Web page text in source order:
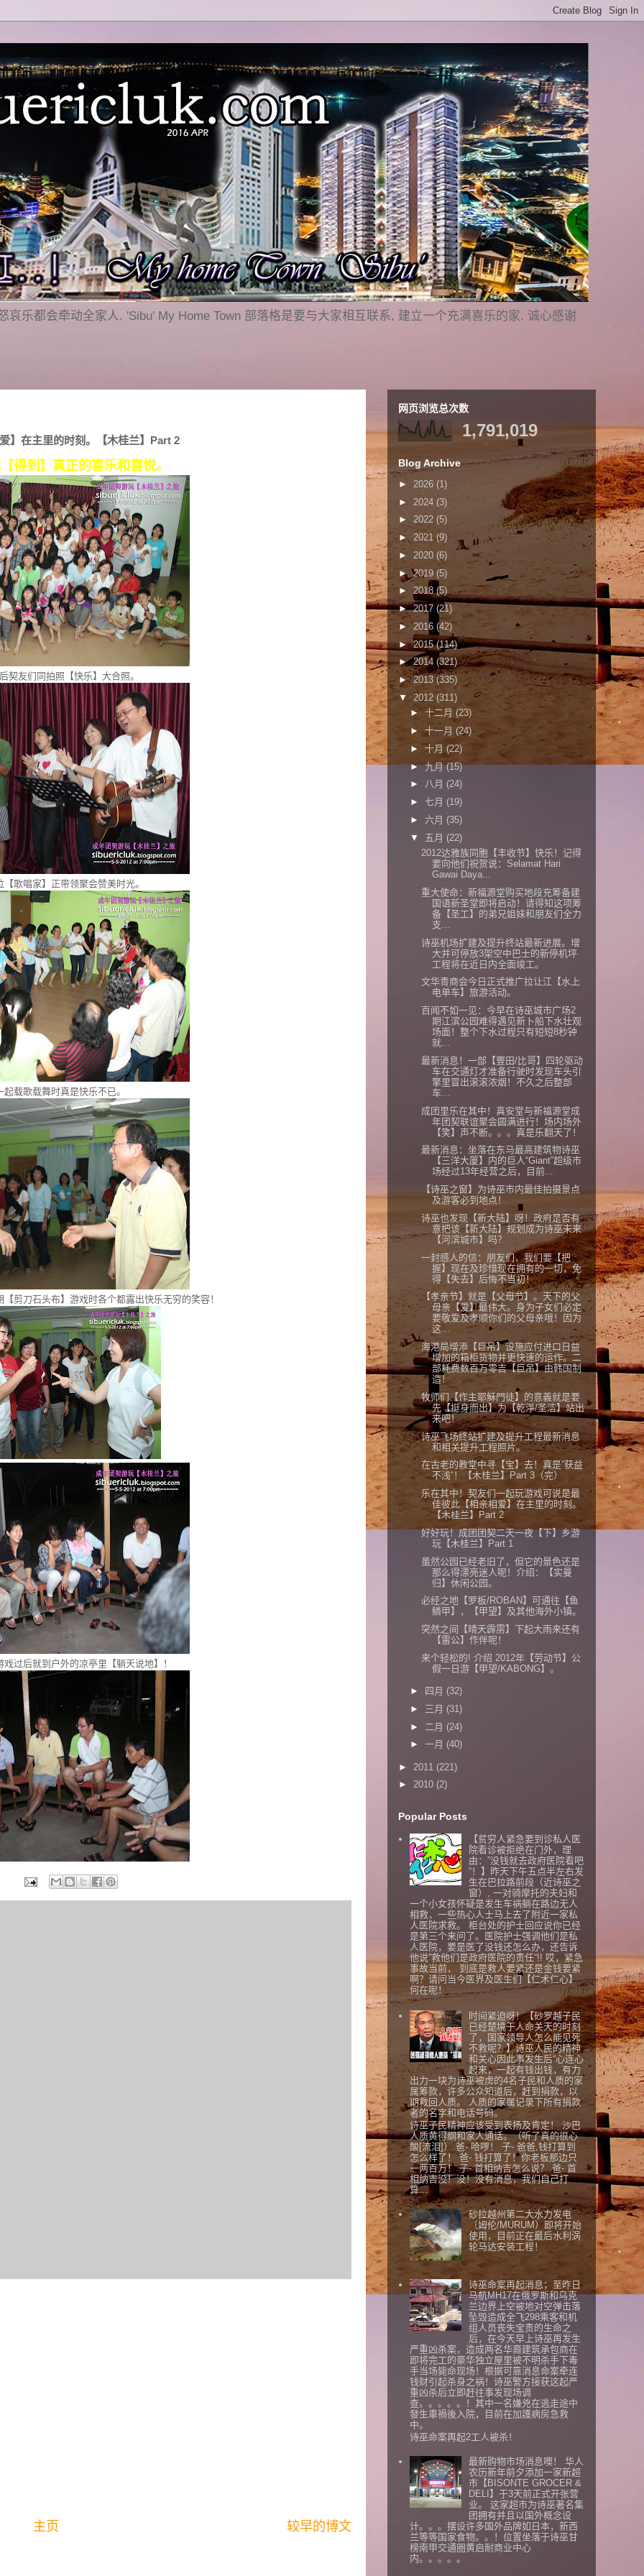
乐都会牵动全家人. 'Sibu' My Home Town 部落格是要与大家相互联系, 建立一个充满喜乐的家. 诚心感谢
】在主里的时刻。【木桂兰】Part 2
得到】真正的喜乐和喜悦。
契友们同拍照【快乐】大合照。
歌唱家】正带领聚会赞美时光。
起载歌载舞时真是快乐不已。
剪刀石头布】游戏时各个都露出快乐无穷的笑容！
过后就到户外的凉亭里【躺天说地】！
较早的博文
主页
网页浏览总次数
1,791,019
Blog Archive
► 2026 (1)
► 2024 (3)
► 2022 (5)
► 2021 (9)
► 2020 (6)
►2019 (5)
► 2018(5)
►2017(21)
►2016 (42)
►2015(114)
►2014 (321)
►2013(335)
▼ 2012 (311)
► 十二月 (23)
► 十一月 (24)
► 十月 (22)
►九月(15)
► 八月 (24)
► 七月 (19)
► 六月 (35)
▼ 五月 (22)
2012达雅族同胞【丰收节】快乐！记得
要向他们祝贺说：Selamat Hari
Gawai Daya...
重大使命：新福源堂购买地段充筹备建
国语新圣堂即将启动！请得知这项筹
备【圣工】的弟兄姐妹和朋友们全力
支...
诗巫机场扩建及提升终站最新进展。增
大并可停放3架空中巴士的新停机坪
工程将在近日内全面竣工。
文华青商会今日正式推广拉让江【水上
电单车】旅游活动。
百闻不如一见：今早在诗巫城市广场2
期江滨公园难得遇见新卜船下水壮观
场面！整个下水过程只有短短8秒钟
就...
最新消息！一部【豐田/比哥】四轮驱动
车在交通灯才准备行驶时发现车头引
擎里冒出滚滚浓烟！不久之后整部
车...
成团里乐在其中！真安堂与新福源堂成
年团契联谊聚会圆满进行！场内场外
【笑】声不断。。。真是乐翻天了！
最新消息：坐落在东马最高建筑物诗巫
【三洋大厦】内的巨人“Giant”超级市
场经过13年经营之后，目前...
【诗巫之窗】为诗巫市内最佳拍摄景点
及游客必到地点！
诗巫也发现【新大陆】呀！政府是否有
意把该【新大陆】规划成为诗巫未来
【河滨城市】吗？
一封感人的信：朋友们，我们要【把
握】现在及珍惜现在拥有的一切，免
得【失去】后悔不当初！
【孝亲节】就是【父母节】。天下的父
母亲【爱】最伟大。身为子女们必定
要敬爱及孝顺你们的父母亲哦！因为
这...
海港局增添【巨吊】设施应付进口日益
增加的箱柜货物并更快速的运作。二
部耗费数百万零吉【巨吊】由韩国制
造！
牧师们【作主耶穌門徒】的意義就是要
先【挺身而出】为【乾淨/圣洁】站出
来吧！
诗巫飞场终站扩建及提升工程最新消息
和相关提升工程照片。
在古老的教堂中寻【宝】去！真是”获益
不浅“！【木桂兰】Part 3（完）
乐在其中！契友们一起玩游戏可说是最
佳彼此【相亲相爱】在主里的时刻。
【木桂兰】Part 2
好好玩！成团团契二天一夜【下】乡游
玩【木桂兰】Part 1
虽然公园已经老旧了，但它的景色还是
那么得漂亮迷人呢！介绍：【实曼
归】休闲公园。
必经之地【罗板/ROBAN】可通往【鱼
鳞甲】，【甲望】及其他海外小镇。
突然之间【晴天霹雳】下起大雨来还有
【雷公】作伴呢！
来个轻松的! 介绍 2012年【劳动节】公
假一日游【甲望/KABONG】。
► 四月 (32)
► 三月 (31)
►
二月 (24)
► 一月 (40)
► 2011 (221)
► 2010 (2)
Popular Posts
【贫穷人紧急要到诊私人医
院看诊被拒绝在门外，理
由：”没钱就去政府医院看吧
“！】昨天下午五点半左右发
生在巴拉路前段（近诗巫之
窗）, 一对骑摩托的夫妇和
一个小女孩怀疑是发生车祸躺在路边无人
相救，一些热心人士马上去了附近一家私
人医院求救。 柜台处的护士回应说你已经
是第三个来问了。医院护士强调他们是私
人医院，要是医了没钱还怎么办，还告诉
他说”救他们是政府医院的责任“!! 哎，紧急
事故当前， 到底是救人要紧还是金钱要紧
啊？请问当今医界及医生们【仁术仁心】
何在呢！
时间紧迫呀！【砂罗越子民
已经楚境于人命关天的时刻
了，国家领导人怎么能见死
不救呢？】诗巫人民的精神
和关心因此事发生后“心连心
起来，一起有钱出钱，有力
出力一块为诗巫被虏的4名子民和人质的家
属筹款，许多公众知道后，赶到捐款，以
期救回人质。 人质的家属记录下所有捐款
者的名字和电话号码。
诗巫子民精神应该受到表扬及肯定！ 沙巴
人质黄得纲和家人通话。（听了真的很心
酸[流泪]） 爸- 哈啰！ 子- 爸爸,钱打算到
怎么样了！ 爸- 钱打算了！你老板那边只
一两百万！ 子- 首相纳吉怎么说？ 爸- 首
相纳吉没！没！没有消息，我们自己打
算...
砂拉越州第二大水力发电
（姆伦/MURUM）即将开始
使用，目前正在最后水利涡
轮马达安装工程！
诗巫命案再起消息；至昨日
马航MH17在俄罗斯和乌克
兰边界上空被地对空弹击落
坠毁造成全飞298乘客和机
组人员丧失宝贵的生命之
后，在今天早上诗巫再发生
严重凶杀案，造成两名华裔建筑承包商在
即将完工的豪华独立屋里被不明杀手下毒
手当场毙命现场！根据可靠消息命案牵连
钱财引起杀身之祸！诗巫警方接获这起严
重凶杀后立即赶往事发现场调
查。。。。。！其中一名嫌兇在逃走途中
發生車禍後入院，目前在加護病房急救
中。
诗巫命案再起2工人被杀！
最新购物市场消息噢！ 华人
农历新年前夕添加一家新超
市【BISONTE GROCER &
DELI】于3天前正式开张营
业。 这家超市为诗巫著名集
团拥有并且以国外概念设
计。。。摆设许多国外品牌如日本，新西
兰等等国家食物。。！位置坐落于诗巫甘
榜南甲交通圈黄启耐商业中心
内。。。。。